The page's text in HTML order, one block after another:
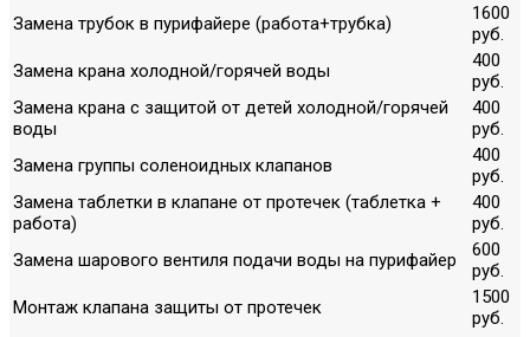
Замена трубок в пурифайере (работа+трубка)
1600
руб.
Замена крана холодной/горячей воды
400
руб.
Замена крана с защитой от детей холодной/горячей
воды
400
руб.
Замена группы соленоидных клапанов
400
руб.
Замена таблетки в клапане от протечек (таблетка +
работа)
400
руб.
Замена шарового вентиля подачи воды на пурифайер
600
руб.
Монтаж клапана защиты от протечек
1500
руб.